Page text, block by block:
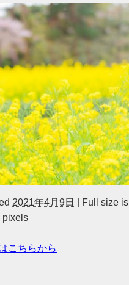
2021年4月9日
Full size is
pixels
こちらから